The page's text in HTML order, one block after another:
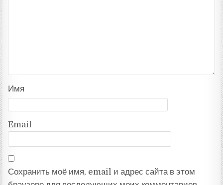
Имя
Email
Сохранить моё имя, email и адрес сайта в этом